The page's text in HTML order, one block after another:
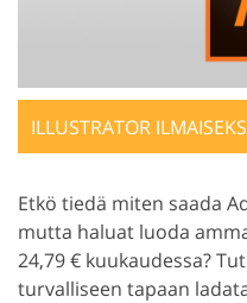
ILLUSTRATOR
Etkö tiedä miten saada
mutta haluat luoda
24,79 € kuukaudessa?
turvalliseen tapaan